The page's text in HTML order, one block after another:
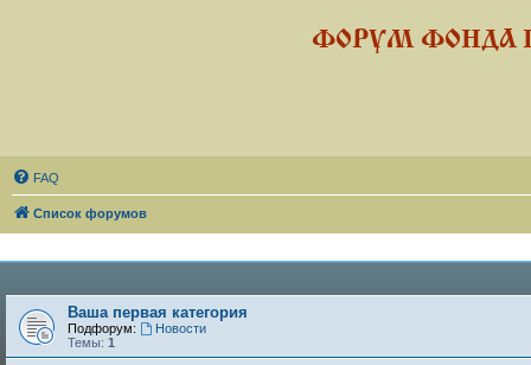
ФОРУМ ФОНДА
FAQ
Список форумов
Ваша первая категория
Подфорум:
Новости
Темы: 1